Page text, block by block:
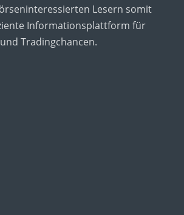
Lesern somit
Informationsplattform für
Tradingchancen.